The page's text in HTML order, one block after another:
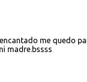
me quedo
madre.bssss